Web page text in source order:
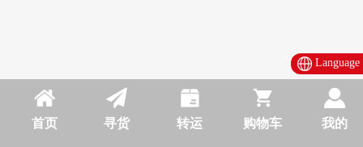
首页 寻货 转运 购物车 我的
Language